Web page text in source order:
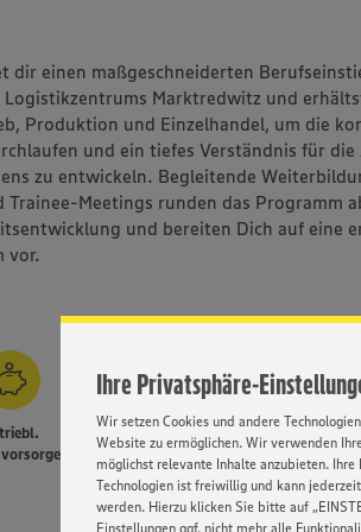
Ihre Privatsphäre-
Wir setzen Cookies und andere
Website zu ermöglichen. Wir verwenden
möglichst relevante Inhalte anzubieten.
Technologien ist freiwillig und kann
werden. Hierzu klicken Sie bitte auf
Einstellungen ggf. nicht mehr alle
dir einen maßgeschneiderten
Marktredwitz und
Produktion und Einzelhandel, um die
und ein tiefes Verständnis für
zu entwickeln. Begleitende
Trainee-Meetings runden das Programm
und bereiten Dich auf eine
vor.
EDEKA
Versicherungsdienst